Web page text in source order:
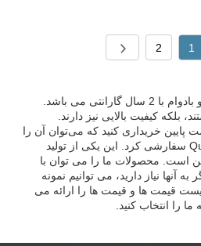
1
2
مدار مجتمع دارای کیفیت بالا و بادوام با 2 سال گارانتی می باشد.
بلکه کیفیت بالایی نیز دارند.
پایین خریداری کنید که می‌توان آن را
از کارخانه ما به نام Quint Tech سفارشی کرد. این یکی از تولید
است. محصولات ما را می توان با
آنها نیاز دارید، می توانیم نمونه
قیمت ها و قیمت ها را ارائه می
را انتخاب کنید.